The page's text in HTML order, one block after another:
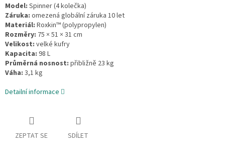
Model: Spinner (4 kolečka)
Záruka: omezená globální záruka 10 let
Materiál: Roxkin™ (polypropylen)
Rozměry: 75 × 51 × 31 cm
Velikost: velké kufry
Kapacita: 98 L
Průměrná nosnost: přibližně 23 kg
Váha: 3,1 kg
Detailní informace
ZEPTAT SE SDÍLET